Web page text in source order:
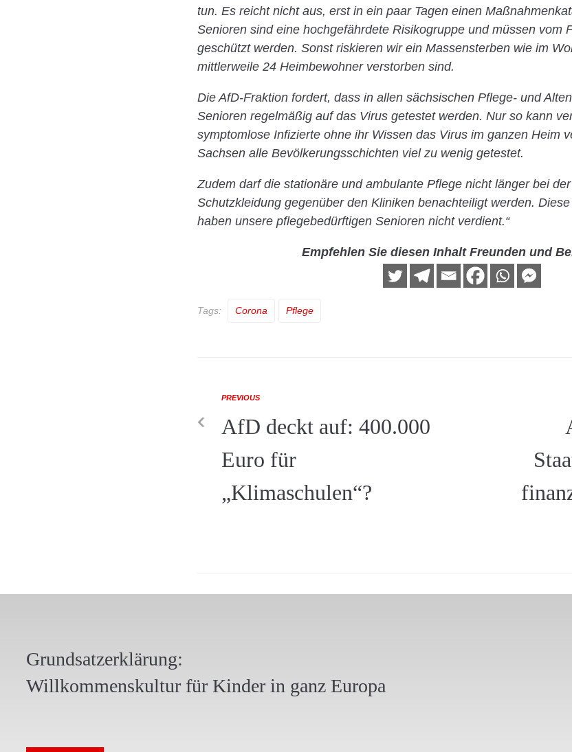
tun. Es reicht nicht aus, erst in ein paar Tagen einen
Senioren sind eine hochgefährdete Risikogruppe und müssen vom
geschützt werden. Sonst riskieren wir ein Massensterben wie im
mittlerweile 24 Heimbewohner verstorben sind.
Die AfD-Fraktion fordert, dass in allen sächsischen Pflege- und
Senioren regelmäßig auf das Virus getestet werden. Nur so kann
symptomlose Infizierte ohne ihr Wissen das Virus im ganzen Heim
Sachsen alle Bevölkerungsschichten viel zu wenig getestet.
Zudem darf die stationäre und ambulante Pflege nicht länger bei
Schutzkleidung gegenüber den Kliniken benachteiligt werden.
haben unsere pflegebedürftigen Senioren nicht verdient.“
Empfehlen Sie diesen Inhalt Freunden und
Tags: Corona Pflege
PREVIOUS
AfD deckt auf: 400.000
Euro für
„Klimaschulen“?
Grundsatzerklärung:
Willkommenskultur für Kinder in ganz Europa